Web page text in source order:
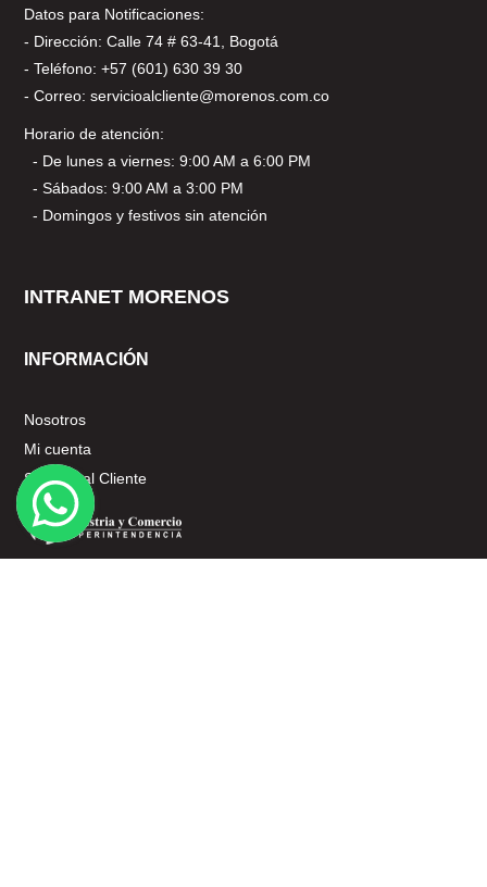
Datos para Notificaciones:
- Dirección: Calle 74 # 63-41, Bogotá
- Teléfono: +57 (601) 630 39 30
- Correo: servicioalcliente@morenos.com.co
Horario de atención:
- De lunes a viernes: 9:00 AM a 6:00 PM
- Sábados: 9:00 AM a 3:00 PM
- Domingos y festivos sin atención
INTRANET MORENOS
INFORMACIÓN
Nosotros
Mi cuenta
Servicio al Cliente